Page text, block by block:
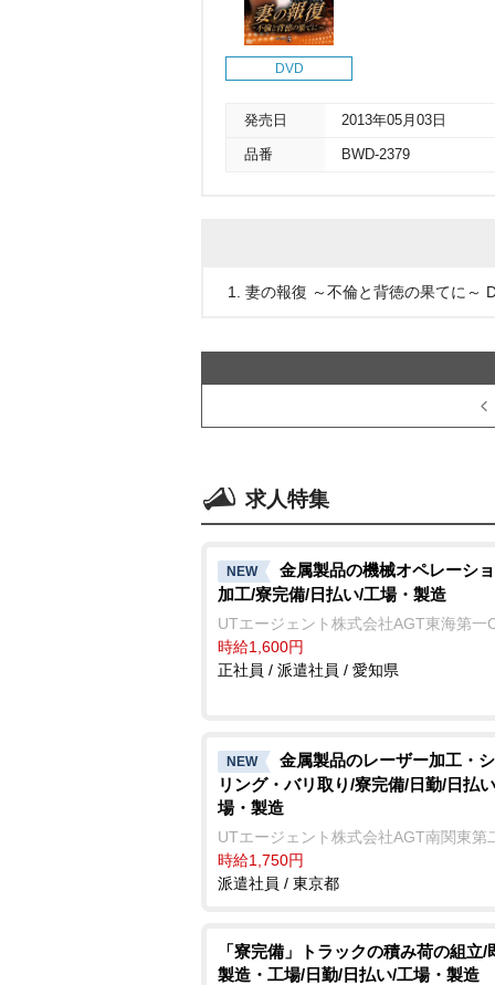
DVD
発売日 2013年05月03日
品番 BWD-2379
1. 妻の報復 ～不倫と背徳の果てに～
求人特集
NEW
金属製品の機械オペレーシ
加工/寮完備/日払い/工場・製造
UTエージェント株式会社AGT東海第一
時給1,600円
正社員 / 派遣社員 / 愛知県
NEW
金属製品のレーザー加工・
リング・バリ取り/寮完備/日勤/日払
場・製造
UTエージェント株式会社AGT南関東第
時給1,750円
派遣社員 / 東京都
「寮完備」トラックの積み荷の組立/
製造・工場/日勤/日払い/工場・製造